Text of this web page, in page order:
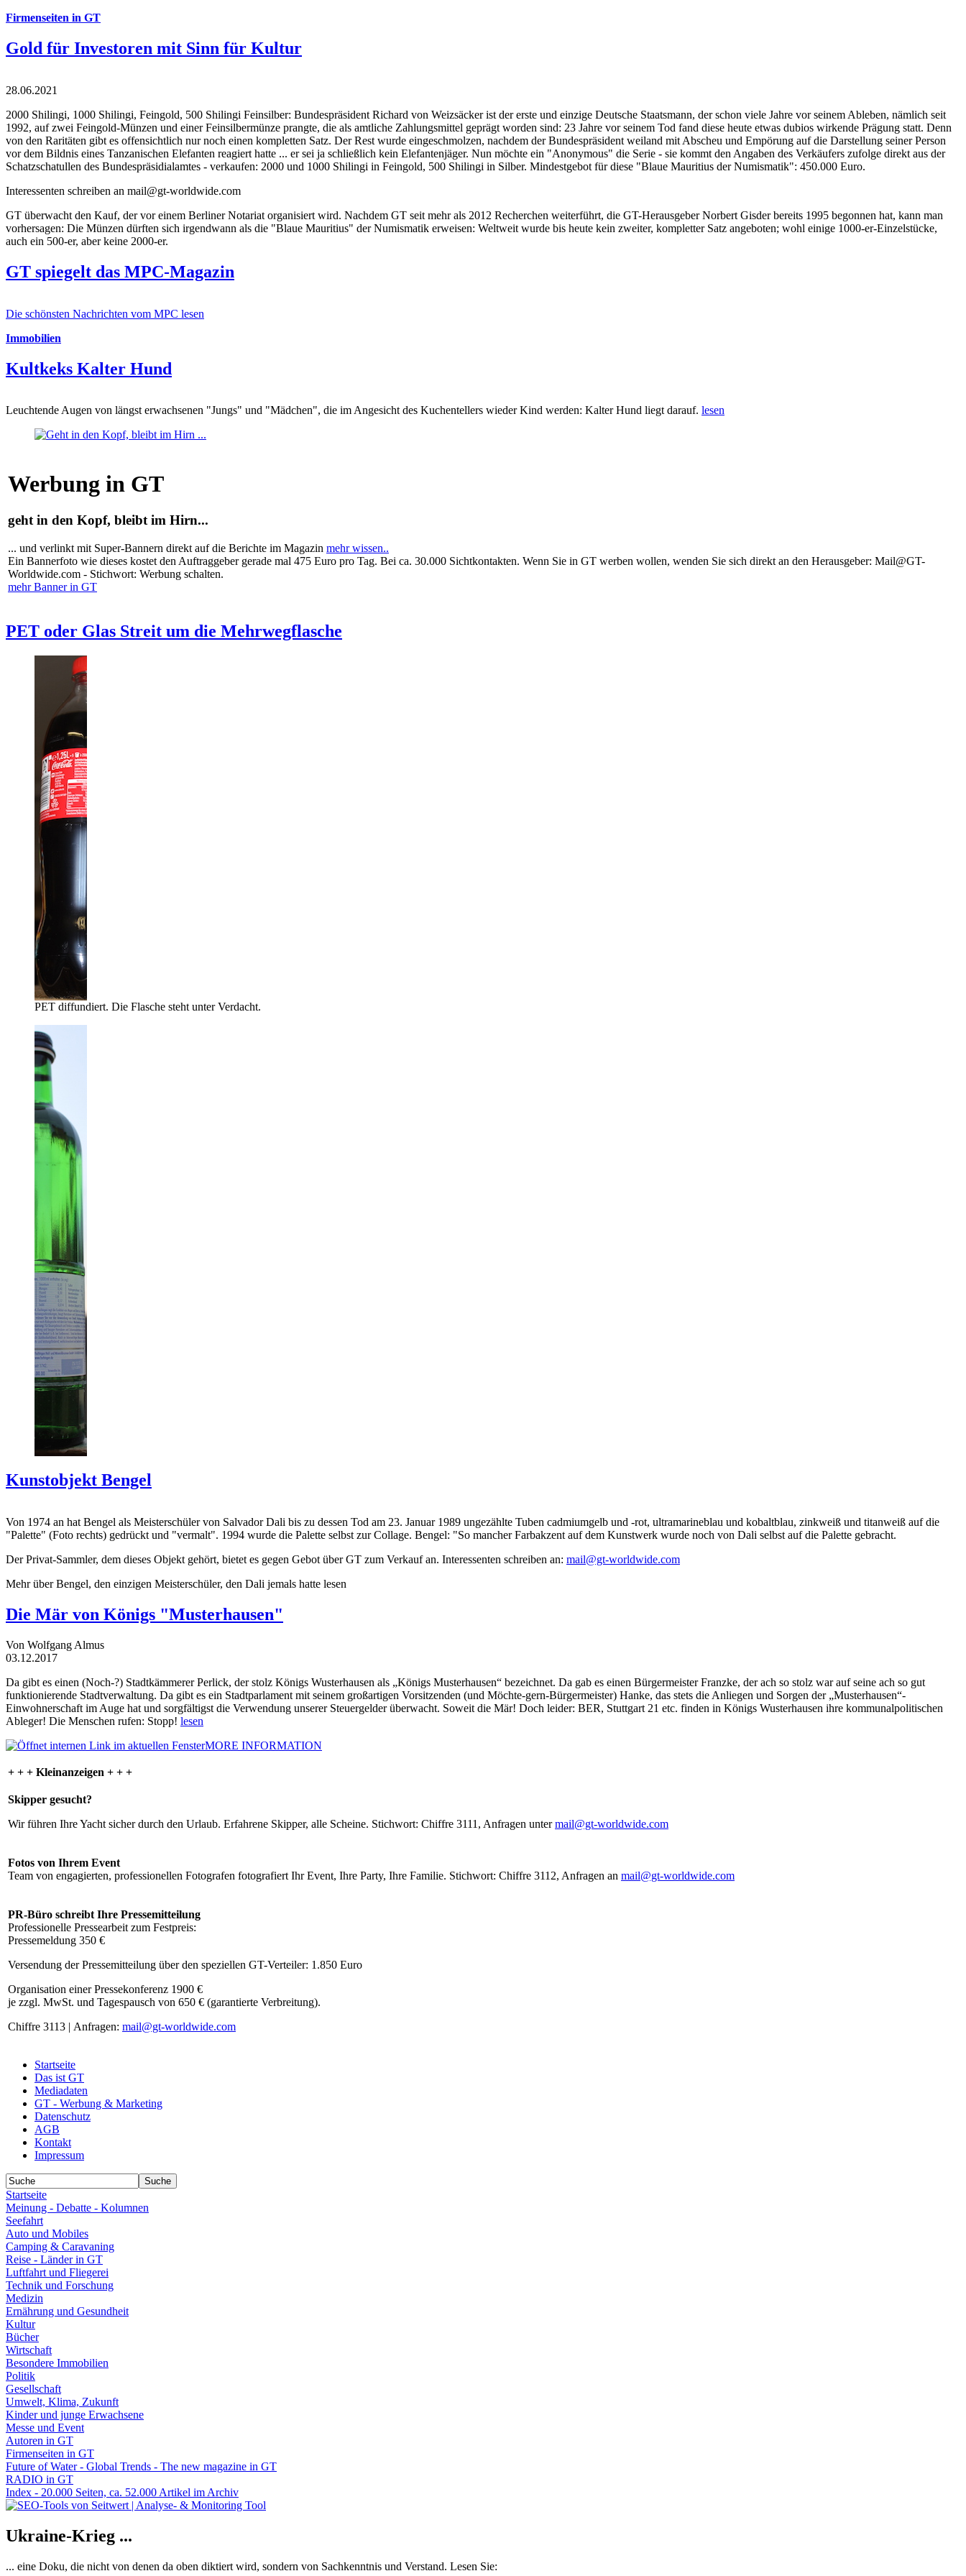
Firmenseiten in GT
Gold für Investoren mit Sinn für Kultur
28.06.2021
2000 Shilingi, 1000 Shilingi, Feingold, 500 Shilingi Feinsilber: Bundespräsident Richard von Weizsäcker ist der erste und einzige Deutsche Staatsmann, der schon viele Jahre vor seinem Ableben, nämlich seit
1992, auf zwei Feingold-Münzen und einer Feinsilbermünze prangte, die als amtliche Zahlungsmittel geprägt worden sind: 23 Jahre vor seinem Tod fand diese heute etwas dubios wirkende Prägung statt. Denn
von den Raritäten gibt es offensichtlich nur noch einen kompletten Satz. Der Rest wurde eingeschmolzen, nachdem der Bundespräsident weiland mit Abscheu und Empörung auf die Darstellung seiner Person
vor dem Bildnis eines Tanzanischen Elefanten reagiert hatte ... er sei ja schließlich kein Elefantenjäger. Nun möchte ein "Anonymous" die Serie - sie kommt den Angaben des Verkäufers zufolge direkt aus der
Schatzschatullen des Bundespräsidialamtes - verkaufen: 2000 und 1000 Shilingi in Feingold, 500 Shilingi in Silber. Mindestgebot für diese "Blaue Mauritius der Numismatik": 450.000 Euro.
Interessenten schreiben an mail@gt-worldwide.com
GT überwacht den Kauf, der vor einem Berliner Notariat organisiert wird. Nachdem GT seit mehr als 2012 Recherchen weiterführt, die GT-Herausgeber Norbert Gisder bereits 1995 begonnen hat, kann man
vorhersagen: Die Münzen dürften sich irgendwann als die "Blaue Mauritius" der Numismatik erweisen: Weltweit wurde bis heute kein zweiter, kompletter Satz angeboten; wohl einige 1000-er-Einzelstücke,
auch ein 500-er, aber keine 2000-er.
GT spiegelt das MPC-Magazin
Die schönsten Nachrichten vom MPC lesen
Immobilien
Kultkeks Kalter Hund
Leuchtende Augen von längst erwachsenen "Jungs" und "Mädchen", die im Angesicht des Kuchentellers wieder Kind werden: Kalter Hund liegt darauf. lesen
Werbung in GT
geht in den Kopf, bleibt im Hirn...
... und verlinkt mit Super-Bannern direkt auf die Berichte im Magazin mehr wissen..
Ein Bannerfoto wie dieses kostet den Auftraggeber gerade mal 475 Euro pro Tag. Bei ca. 30.000 Sichtkontakten. Wenn Sie in GT werben wollen, wenden Sie sich direkt an den Herausgeber: Mail@GT-
Worldwide.com - Stichwort: Werbung schalten.
mehr Banner in GT
PET oder Glas Streit um die Mehrwegflasche
PET diffundiert. Die Flasche steht unter Verdacht.
Kunstobjekt Bengel
Von 1974 an hat Bengel als Meisterschüler von Salvador Dali bis zu dessen Tod am 23. Januar 1989 ungezählte Tuben cadmiumgelb und -rot, ultramarineblau und kobaltblau, zinkweiß und titanweiß auf die
"Palette" (Foto rechts) gedrückt und "vermalt". 1994 wurde die Palette selbst zur Collage. Bengel: "So mancher Farbakzent auf dem Kunstwerk wurde noch von Dali selbst auf die Palette gebracht.
Der Privat-Sammler, dem dieses Objekt gehört, bietet es gegen Gebot über GT zum Verkauf an. Interessenten schreiben an: mail@gt-worldwide.com
Mehr über Bengel, den einzigen Meisterschüler, den Dali jemals hatte lesen
Die Mär von Königs "Musterhausen"
Von Wolfgang Almus
03.12.2017
Da gibt es einen (Noch-?) Stadtkämmerer Perlick, der stolz Königs Wusterhausen als „Königs Musterhausen“ bezeichnet. Da gab es einen Bürgermeister Franzke, der ach so stolz war auf seine ach so gut
funktionierende Stadtverwaltung. Da gibt es ein Stadtparlament mit seinem großartigen Vorsitzenden (und Möchte-gern-Bürgermeister) Hanke, das stets die Anliegen und Sorgen der „Musterhausen“-
Einwohnerschaft im Auge hat und sorgfältigst die Verwendung unserer Steuergelder überwacht. Soweit die Mär! Doch leider: BER, Stuttgart 21 etc. finden in Königs Wusterhausen ihre kommunalpolitischen
Ableger! Die Menschen rufen: Stopp! lesen
MORE INFORMATION
+ + + Kleinanzeigen + + +
Skipper gesucht?
Wir führen Ihre Yacht sicher durch den Urlaub. Erfahrene Skipper, alle Scheine. Stichwort: Chiffre 3111, Anfragen untermail@gt-worldwide.com
Fotos von Ihrem Event
Team von engagierten, professionellen Fotografen fotografiert Ihr Event, Ihre Party, Ihre Familie. Stichwort: Chiffre 3112, Anfragen an mail@gt-worldwide.com
PR-Büro schreibt Ihre Pressemitteilung
Professionelle Pressearbeit zum Festpreis:
Pressemeldung 350 €
Versendung der Pressemitteilung über den speziellen GT-Verteiler: 1.850 Euro
Organisation einer Pressekonferenz 1900 €
je zzgl. MwSt. und Tagespausch von 650 € (garantierte Verbreitung).
Chiffre 3113 | Anfragen: mail@gt-worldwide.com
Startseite
Das ist GT
Mediadaten
GT - Werbung & Marketing
Datenschutz
AGB
Kontakt
Impressum
Startseite
Meinung - Debatte - Kolumnen
Seefahrt
Auto und Mobiles
Camping & Caravaning
Reise - Länder in GT
Luftfahrt und Fliegerei
Technik und Forschung
Medizin
Ernährung und Gesundheit
Kultur
Bücher
Wirtschaft
Besondere Immobilien
Politik
Gesellschaft
Umwelt, Klima, Zukunft
Kinder und junge Erwachsene
Messe und Event
Autoren in GT
Firmenseiten in GT
Future of Water - Global Trends - The new magazine in GT
RADIO in GT
Index - 20.000 Seiten, ca. 52.000 Artikel im Archiv
Ukraine-Krieg ...
... eine Doku, die nicht von denen da oben diktiert wird, sondern von Sachkenntnis und Verstand. Lesen Sie: